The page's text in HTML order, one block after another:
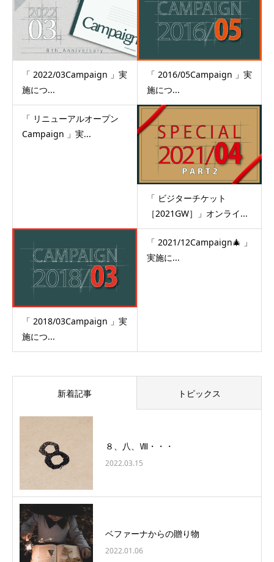
「 2022/03Campaign 」実
施につ...
「 2016/05Campaign 」実
施につ...
「 リニューアルオープン
Campaign 」実...
「 ビジターチケット
［2021GW］」オンライ...
「 2018/03Campaign 」実
施につ...
「 2021/12Campaign🎄 」
実施に...
新着記事 トピックス
８、八、Ⅷ・・・
2022.03.15
ベファーナからの贈り物
2022.01.06